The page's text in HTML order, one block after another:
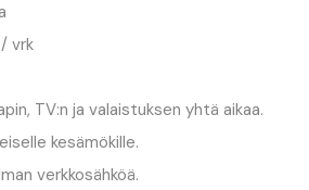
vrk
TV:n ja valaistuksen yhtä aikaa.
kesämökille.
verkkosähköä.